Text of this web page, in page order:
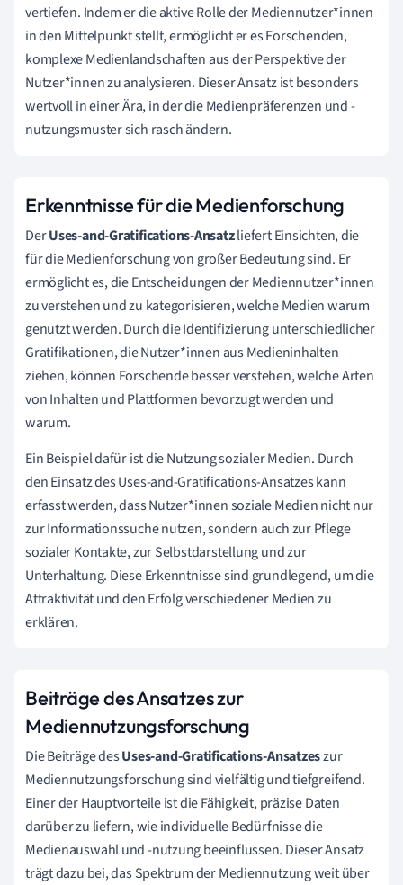
vertiefen. Indem er die aktive Rolle der Mediennutzer*innen
in den Mittelpunkt stellt, ermöglicht er es Forschenden,
komplexe Medienlandschaften aus der Perspektive der
Nutzer*innen zu analysieren. Dieser Ansatz ist besonders
wertvoll in einer Ära, in der die Medienpräferenzen und -
nutzungsmuster sich rasch ändern.
Erkenntnisse für die Medienforschung
DerUses-and-Gratifications-Ansatzliefert Einsichten, die
für die Medienforschung von großer Bedeutung sind. Er
ermöglicht es, die Entscheidungen der Mediennutzer*innen
zu verstehen und zu kategorisieren, welche Medien warum
genutzt werden. Durch die Identifizierung unterschiedlicher
Gratifikationen, die Nutzer*innen aus Medieninhalten
ziehen, können Forschende besser verstehen, welche Arten
von Inhalten und Plattformen bevorzugt werden und
warum.
Ein Beispiel dafür ist die Nutzung sozialer Medien. Durch
den Einsatz des Uses-and-Gratifications-Ansatzes kann
erfasst werden, dass Nutzer*innen soziale Medien nicht nur
zur Informationssuche nutzen, sondern auch zur Pflege
sozialer Kontakte, zur Selbstdarstellung und zur
Unterhaltung. Diese Erkenntnisse sind grundlegend, um die
Attraktivität und den Erfolg verschiedener Medien zu
erklären.
Beiträge des Ansatzes zur
Mediennutzungsforschung
Die Beiträge desUses-and-Gratifications-Ansatzeszur
Mediennutzungsforschung sind vielfältig und tiefgreifend.
Einer der Hauptvorteile ist die Fähigkeit, präzise Daten
darüber zu liefern, wie individuelle Bedürfnisse die
Medienauswahl und -nutzung beeinflussen. Dieser Ansatz
trägt dazu bei, das Spektrum der Mediennutzung weit über